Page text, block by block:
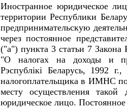
Иностранное юридическое
территории Республики
предпринимательскую
через постоянное
("а") пункта 3 статьи 7 Закона
"О налогах на доходы и
Рэспублiкi Беларусь, 1992
налогоплательщика в ИМНС по
месту осуществления такой
юридическое лицо. Постоянное